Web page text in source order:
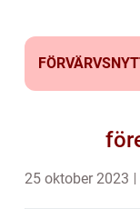
25 oktober 2023